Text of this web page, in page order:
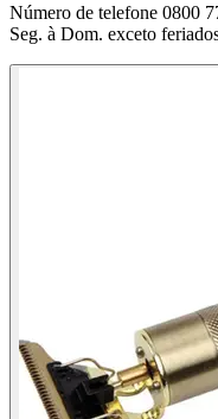
Número de telefone 0800
Seg. à Dom. exceto